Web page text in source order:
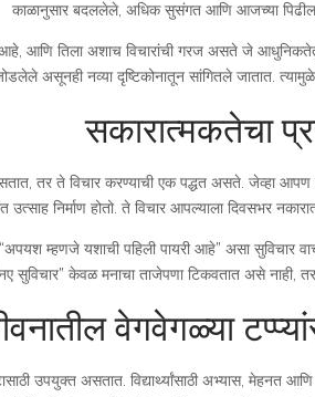
काळानुसार बदललेले, अधिक सुसंगत आणि आजच्या पिढीला
आणि तिला अशाच विचारांची गरज असते जे
असूनही नव्या दृष्टिकोनातून सांगितले जातात.
सकारात्मकतेचा
तर ते विचार करण्याची एक पद्धत असते. जेव्हा आपण
उत्साह निर्माण होतो. ते विचार आपल्याला दिवसभर
“अपयश म्हणजे यशाची पहिली पायरी आहे” असा
सुविचार” केवळ मनाचा ताजेपणा टिकवतात असे नाही,
वेगवेगळ्या
उपयुक्त असतात. विद्यार्थ्यांसाठी अभ्यास, मेहनत